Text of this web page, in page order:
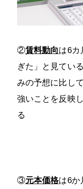
②賃料動向は6カ
ぎた」と見てい
みの予想に比し
強いことを反映
る
③元本価格は6か